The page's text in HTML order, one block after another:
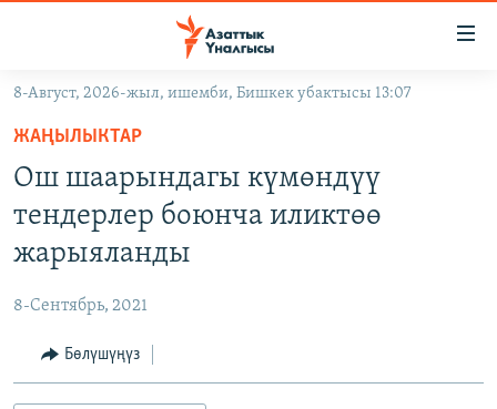
Навигацияга
өтүңүз
Издөөгө
салыңызКЫРГЫЗСТАН
МАДАНИЯТ
УКРАИНА
ТВ ПРОГРАММАЛАР
БҮГҮН АЗАТТЫКТА
ПОДКАСТ
8-Август, 2026-жыл, ишемби, Бишкек убактысы 13:07
ЖАҢЫЛЫКТАР
Ош шаарындагы күмөндүү
тендерлер боюнча иликтөө
жарыяланды
8-Сентябрь, 2021
Бөлүшүңүз